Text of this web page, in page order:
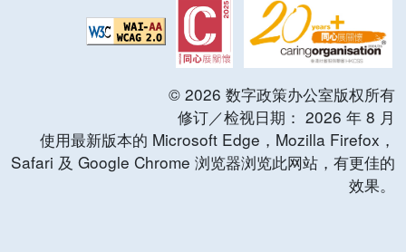
© 2026 数字政策办公室版权所有
修订／检视日期： 2026 年 8 月
使用最新版本的 Microsoft Edge，Mozilla Firefox，
Safari 及 Google Chrome 浏览器浏览此网站，有更佳的
效果。